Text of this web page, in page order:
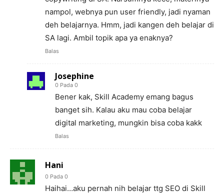
nampol, webnya pun user friendly, jadi nyaman
deh belajarnya. Hmm, jadi kangen deh belajar di
SA lagi. Ambil topik apa ya enaknya?
Balas
Josephine
0 Pada 0
Bener kak, Skill Academy emang bagus
banget sih. Kalau aku mau coba belajar
digital marketing, mungkin bisa coba kakk
Balas
Hani
0 Pada 0
Haihai…aku pernah nih belajar ttg SEO di Skill